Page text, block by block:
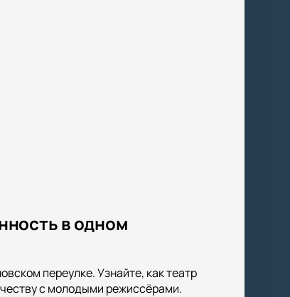
в одном
переулке. Узнайте, как театр
с молодыми режиссёрами.